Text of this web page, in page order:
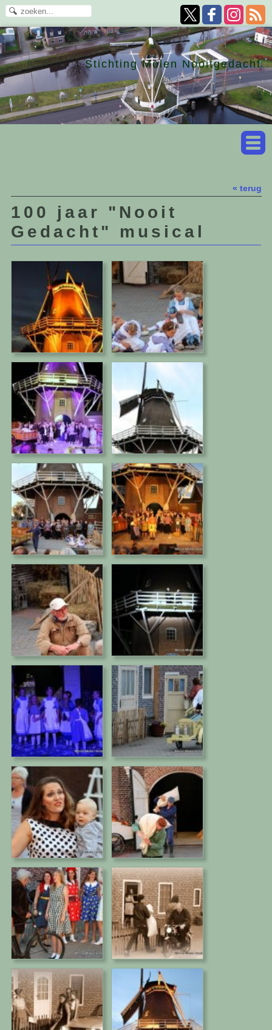
Stichting Molen Nooitgedacht
« terug
100 jaar "Nooit
Gedacht" musical